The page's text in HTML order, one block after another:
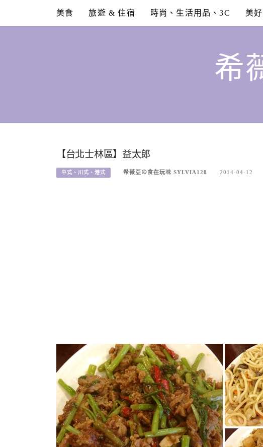
content
美食 旅遊 & 住宿 時尚、生活用品、3C 美
希
【台北士林區】益太郎
中式、川式、港式 希薇亞の食在玩味 SYLVIA128 2014-04-12